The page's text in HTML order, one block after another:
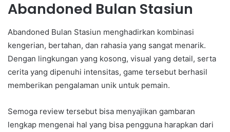
Abandoned Bulan Stasiun
Abandoned Bulan Stasiun menghadirkan kombinasi
kengerian, bertahan, dan rahasia yang sangat menarik.
Dengan lingkungan yang kosong, visual yang detail, serta
cerita yang dipenuhi intensitas, game tersebut berhasil
memberikan pengalaman unik untuk pemain.
Semoga review tersebut bisa menyajikan gambaran
lengkap mengenai hal yang bisa pengguna harapkan dari